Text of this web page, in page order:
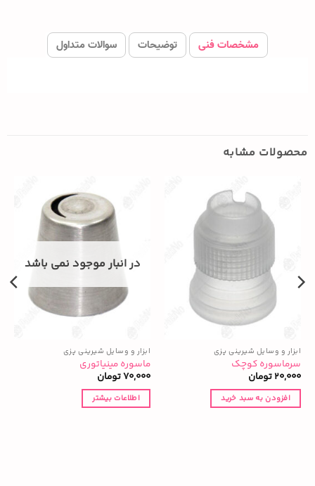
مشخصات فنی توضیحات سوالات متداول
محصولات مشابه
ابزار و وسایل شیرینی پزی
سرماسوره کوچک
20,000تومان
افزودن به سبد خرید
در انبار موجود نمی باشد
ابزار و وسایل شیرینی پزی
ماسوره مینیاتوری
70,000تومان
اطلاعات بیشتر